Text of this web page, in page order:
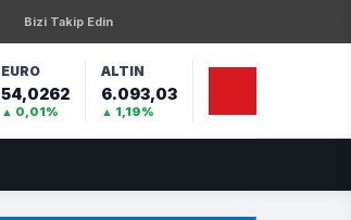
Bizi Takip Edin
EURO
54,0262
▲ 0,01%
ALTIN
6.093,03
▲ 1,19%